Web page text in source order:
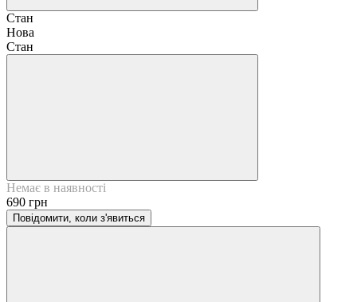
Стан
Нова
Стан
Немає в наявності
690 грн
Повідомити, коли з'явиться